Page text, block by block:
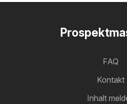
FAQ
Kontakt
Inhalt